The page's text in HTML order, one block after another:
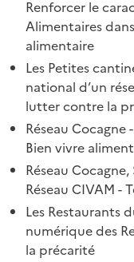
Renforcer le
Alimentaires
alimentaire
Les Petites
national d’un
lutter contre la
Réseau Cocagne
Bien vivre
Réseau
Réseau CIVAM -
Les Restaurants
numérique des
la précarité